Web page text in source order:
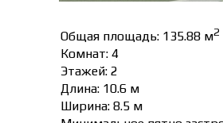
Общая площадь: 135.88 м2
Комнат: 4
Этажей: 2
Длина: 10.6 м
Ширина: 8.5 м